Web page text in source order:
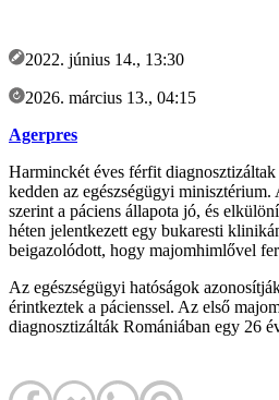
2022. június 14., 13:30
2026. március 13., 04:15
Agerpres
Harminckét éves férfit
kedden az egészségügyi minisztérium.
szerint a páciens állapota jó, és
héten jelentkezett egy bukaresti
beigazolódott, hogy majomhimlővel
Az egészségügyi hatóságok
érintkeztek a pácienssel. Az első
diagnosztizálták Romániában egy 26